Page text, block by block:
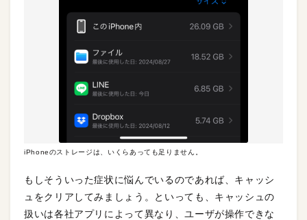
iPhoneのストレージは、いくらあっても足りません。
もしそういった症状に悩んでいるのであれば、キャッシ
ュをクリアしてみましょう。といっても、キャッシュの
扱いは各社アプリによって異なり、ユーザが操作できな